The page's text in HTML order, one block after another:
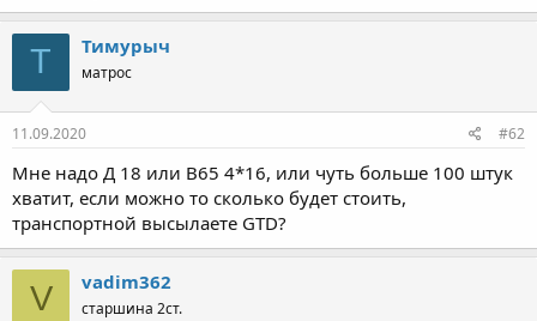
Т Тимурыч
матрос
11.09.2020 #62
Мне надо Д 18 или В65 4*16, или чуть больше 100 штук
хватит, если можно то сколько будет стоить,
транспортной высылаете GTD?
V vadim362
старшина 2ст.